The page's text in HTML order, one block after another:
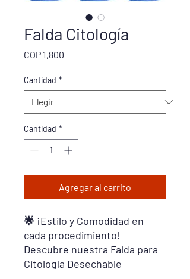
Falda Citología
COP 1,800
Cantidad *
Cantidad *
Agregar al carrito
🌟 ¡Estilo y Comodidad en
cada procedimiento!
Descubre nuestra Falda para
Citología Desechable